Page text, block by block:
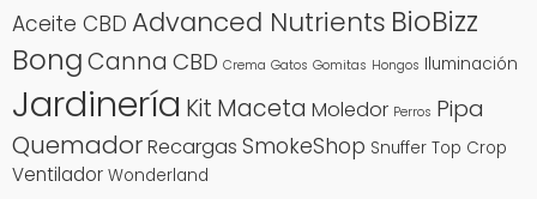
Aceite CBD Advanced Nutrients BioBizz
BongCanna CBD Crema Gatos Gomitas Hongos Iluminación
Jardinería Kit Maceta Moledor Perros Pipa
QuemadorRecargas SmokeShop Snuffer Top Crop
Ventilador Wonderland